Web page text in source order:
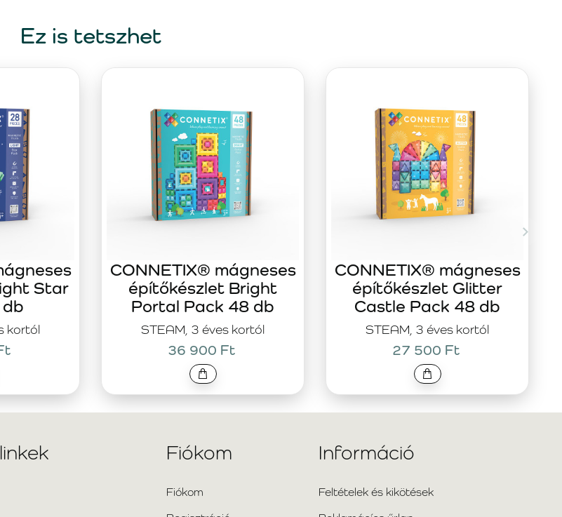
Ez is tetszhet
kortól
Star
STEAM, 3 éves kortól
CONNETIX® mágneses
építőkészlet Bright
Portal Pack 48 db
36 900 Ft
STEAM, 3 éves kortól
CONNETIX® mágneses
építőkészlet Glitter
Castle Pack 48 db
27 500 Ft
Fiókom
Fiókom
Információ
Feltételek és kikötések